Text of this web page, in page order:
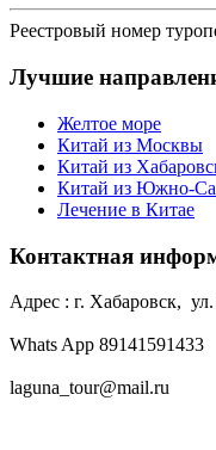
Реестровый номер
Лучшие
Желтое море
Китай из Москвы
Китай из
Китай из Южно-
Лечение в Китае
Контактная
Адрес : г. Хабаровск,
Whats App 89141591433
laguna_tour@mail.ru